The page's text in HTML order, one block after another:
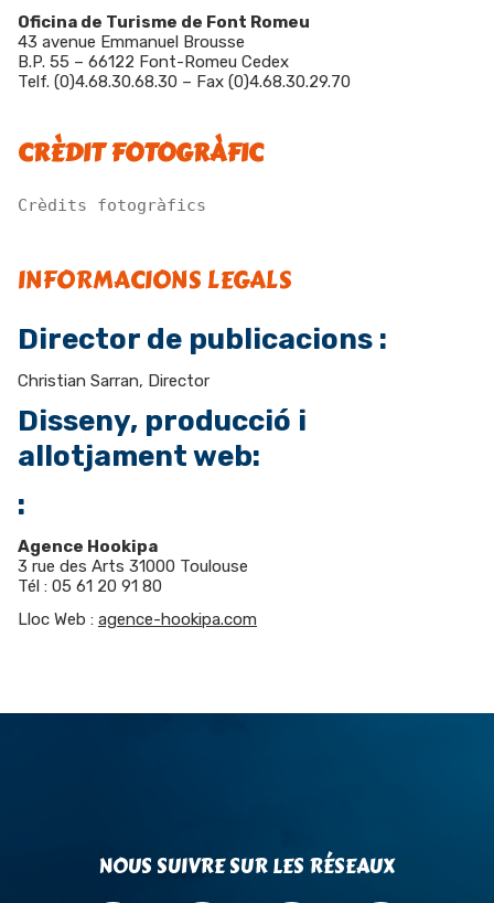
Oficina de Turisme de Font Romeu
43 avenue Emmanuel Brousse
B.P. 55 – 66122 Font-Romeu Cedex
Telf. (0)4.68.30.68.30 – Fax (0)4.68.30.29.70
CRÈDIT FOTOGRÀFIC
Crèdits fotogràfics
INFORMACIONS LEGALS
Director de publicacions :
Christian Sarran, Director
Disseny, producció i
allotjament web:
:
Agence Hookipa
3 rue des Arts 31000 Toulouse
Tél : 05 61 20 91 80
Lloc Web : agence-hookipa.com
NOUS SUIVRE SUR LES RÉSEAUX